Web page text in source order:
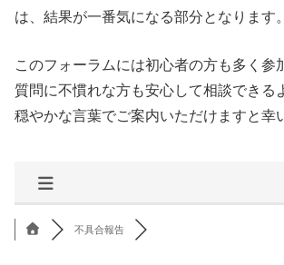
は、結果が一番気になる部分となります。
このフォーラムには初心者の方も多く参
質問に不慣れな方も安心して相談できる
穏やかな言葉でご案内いただけますと幸
不具合報告